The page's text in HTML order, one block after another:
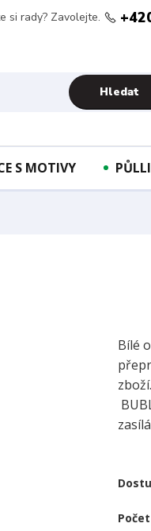
Hledat
si rady? Zavolejte.
S MOTIVY
Bílé